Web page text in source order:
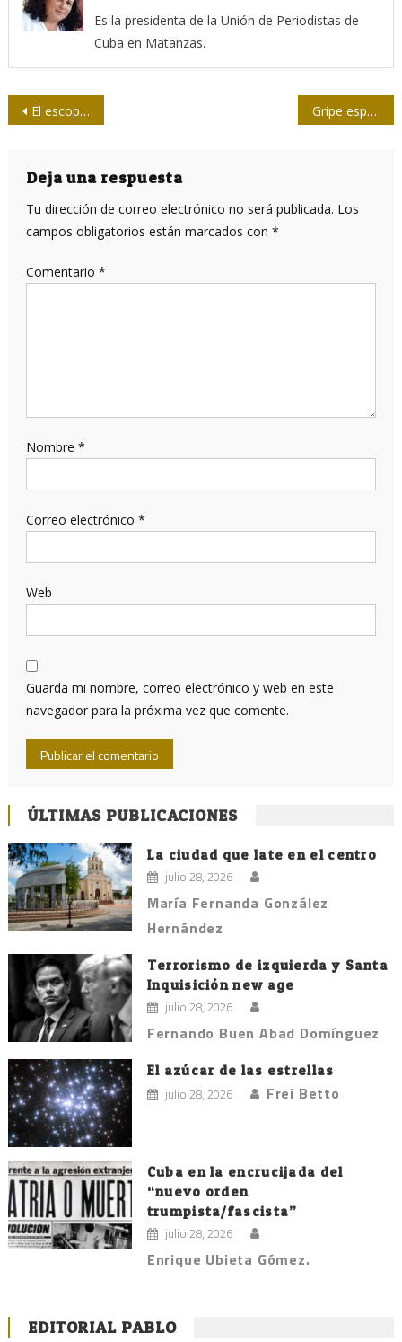
Es la presidenta de la Unión de Periodistas de
Cuba en Matanzas.
Navegación
entradas
El escopetero y la sinrazón Gripe española y COVID-19: lo común y lo diferente
Deja una respuesta
Tu dirección de correo electrónico no será publicada. Los
campos obligatorios están marcados con *
Comentario *
Nombre *
Correo electrónico *
Web
Guarda mi nombre, correo electrónico y web en este
navegador para la próxima vez que comente.
ÚLTIMAS PUBLICACIONES
La ciudad que late en el centro
julio 28, 2026
María Fernanda González
Hernández
Terrorismo de izquierda y Santa
Inquisición new age
julio 28, 2026
Fernando Buen Abad Domínguez
El azúcar de las estrellas
julio 28, 2026 Frei Betto
Cuba en la encrucijada del
“nuevo orden
trumpista/fascista”
julio 28, 2026
Enrique Ubieta Gómez.
EDITORIAL PABLO